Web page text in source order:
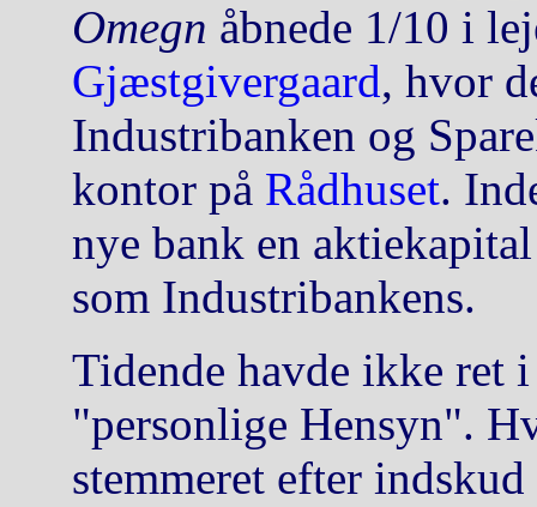
Omegn åbnede 1/10 i
Gjæstgivergaard, hvor
Industribanken og
kontor på Rådhuset.
nye bank en
som Industribankens.
Tidende havde ikke ret
"personlige Hensyn".
stemmeret efter